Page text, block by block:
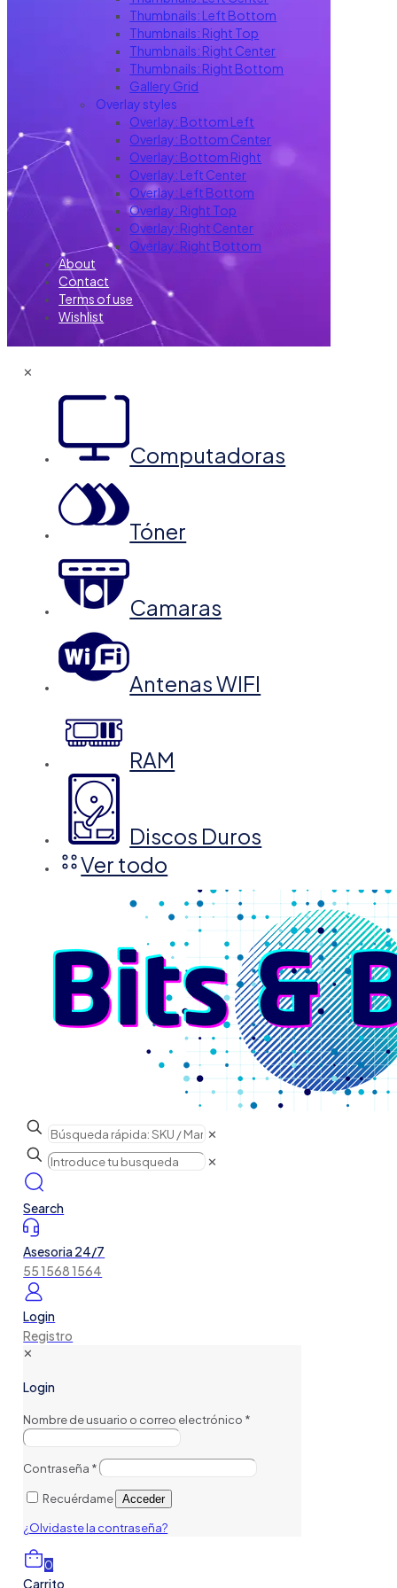
Thumbnails: Left Bottom
Thumbnails: Right Top
Thumbnails: Right Center
Thumbnails: Right Bottom
Gallery Grid
Overlay styles
Overlay: Bottom Left
Overlay: Bottom Center
Overlay: Bottom Right
Overlay: Left Center
Overlay: Left Bottom
Overlay: Right Top
Overlay: Right Center
Overlay: Right Bottom
About
Contact
Terms of use
Wishlist
✕
Computadoras
Tóner
Camaras
Antenas WIFI
RAM
Discos Duros
Ver todo
✕
✕
Search
Asesoria 24/7
55 1568 1564
Login
Registro
✕
Login
Nombre de usuario o correo electrónico *
Contraseña *
Recuérdame Acceder
¿Olvidaste la contraseña?
0
Carrito